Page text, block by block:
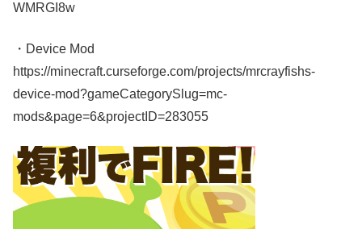
WMRGI8w
・Device Mod
https://minecraft.curseforge.com/projects/mrcrayfishs-
device-mod?gameCategorySlug=mc-
mods&page=6&projectID=283055